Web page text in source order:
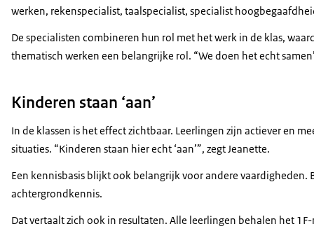
werken, rekenspecialist, taalspecialist, specialist
De specialisten combineren hun rol met het werk in de klas,
thematisch werken een belangrijke rol. “We doen het echt
Kinderen staan ‘aan’
In de klassen is het effect zichtbaar. Leerlingen zijn actiever en
situaties. “Kinderen staan hier echt ‘aan’”, zegt Jeanette.
Een kennisbasis blijkt ook belangrijk voor andere
achtergrondkennis.
Dat vertaalt zich ook in resultaten. Alle leerlingen behalen het